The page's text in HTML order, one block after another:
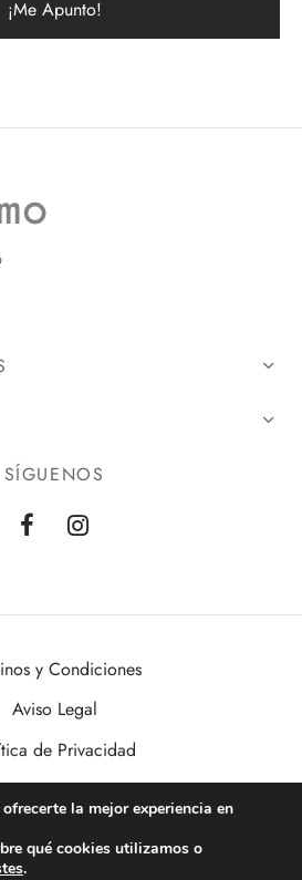
SÍGUENOS
y Condiciones
Aviso Legal
de Privacidad
de Cookies
Informática, Domótica y Seguridad al
Desde Valencia a toda España.
la mejor experiencia en
qué cookies utilizamos o
.